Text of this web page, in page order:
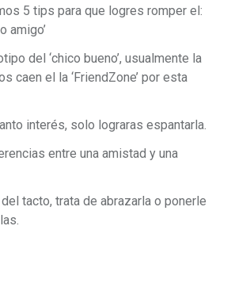
5 tips para que logres romper el:
amigo’
del ‘chico bueno’, usualmente la
caen el la ‘FriendZone’ por esta
interés, solo lograras espantarla.
entre una amistad y una
tacto, trata de abrazarla o ponerle